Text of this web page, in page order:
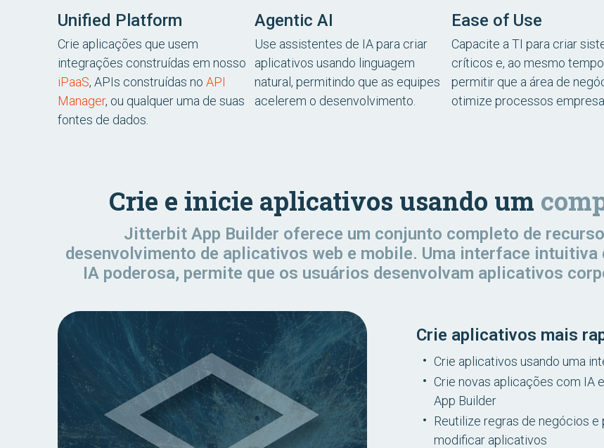
Unified Platform
Crie aplicações que usem
integrações construídas em nosso
iPaaS, APIs construídas no API
Manager, ou qualquer uma de suas
fontes de dados.
Agentic AI
Use assistentes de IA para criar
aplicativos usando linguagem
natural, permitindo que as equipes
acelerem o desenvolvimento.
Ease of Use
Capacite a TI para criar
críticos e, ao mesmo
permitir que a área de
otimize processos
Crie e inicie aplicativos usando um
Jitterbit App Builder oferece um conjunto completo de
desenvolvimento de aplicativos web e mobile. Uma interface
IA poderosa, permite que os usuários desenvolvam aplicativos
Crie aplicativos mais
Crie aplicativos usando uma
Crie novas aplicações com IA
App Builder
Reutilize regras de negócios
modificar aplicativos